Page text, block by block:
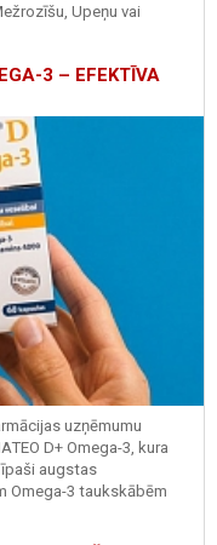
Upeņu vai
3 – EFEKTĪVA
uzņēmumu
D+ Omega-3, kura
īpaši augstas
Omega-3 taukskābēm